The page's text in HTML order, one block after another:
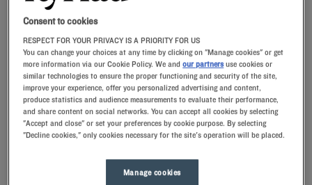
Spezialcode hinzufügen
Lust auf ein entspanntes Wochenende in Saint Clément De Rivière?
Dann buchen Sie doch ein Zimmer im Kyriad-Hotel und lernen Sie
Frankreichs drittgrößte Stadt kennen!
Unsere Hotels in Saint-Clément-de-Rivière
Lassen Sie sich verwöhnen – entdecken Sie unsere Kyriad-
Consent to cookies
RESPECT FOR YOUR PRIVACY IS A PRIORITY FOR US
You can change your choices at any time by clicking on "Manage cookies" or get
more information via our Cookie Policy. We andour partners use cookies or
similar technologies to ensure the proper functioning and security of the site,
improve your experience, offer you personalized advertising and content,
produce statistics and audience measurements to evaluate their performance,
and share content on social networks. You can accept all cookies by selecting
"Accept and close" or set your preferences by cookie purpose. By selecting
"Decline cookies," only cookies necessary for the site's operation will be placed.
Manage cookies